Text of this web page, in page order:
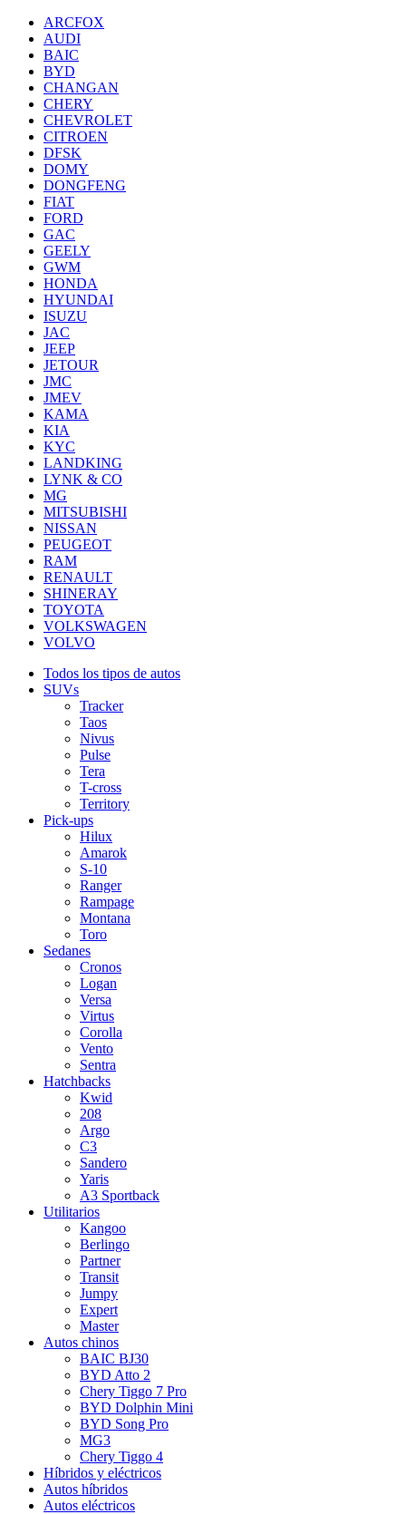
ARCFOX
AUDI
BAIC
BYD
CHANGAN
CHERY
CHEVROLET
CITROEN
DFSK
DOMY
DONGFENG
FIAT
FORD
GAC
GEELY
GWM
HONDA
HYUNDAI
ISUZU
JAC
JEEP
JETOUR
JMC
JMEV
KAMA
KIA
KYC
LANDKING
LYNK & CO
MG
MITSUBISHI
NISSAN
PEUGEOT
RAM
RENAULT
SHINERAY
TOYOTA
VOLKSWAGEN
VOLVO
Todos los tipos de autos
SUVs
Tracker
Taos
Nivus
Pulse
Tera
T-cross
Territory
Pick-ups
Hilux
Amarok
S-10
Ranger
Rampage
Montana
Toro
Sedanes
Cronos
Logan
Versa
Virtus
Corolla
Vento
Sentra
Hatchbacks
Kwid
208
Argo
C3
Sandero
Yaris
A3 Sportback
Utilitarios
Kangoo
Berlingo
Partner
Transit
Jumpy
Expert
Master
Autos chinos
BAIC BJ30
BYD Atto 2
Chery Tiggo 7 Pro
BYD Dolphin Mini
BYD Song Pro
MG3
Chery Tiggo 4
Híbridos y eléctricos
Autos híbridos
Autos eléctricos